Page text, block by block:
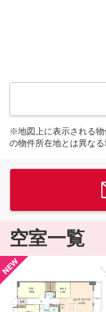
※地図上に表示される物
の物件所在地とは異なる
空室一覧